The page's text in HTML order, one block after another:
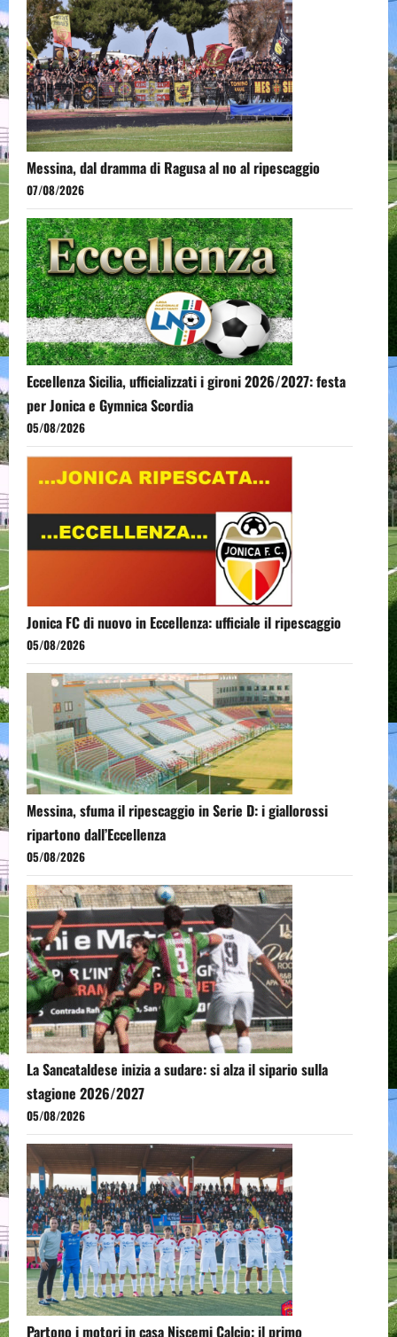
Messina, dal dramma di Ragusa al no al ripescaggio
07/08/2026
Eccellenza Sicilia, ufficializzati i gironi 2026/2027: festa
per Jonica e Gymnica Scordia
05/08/2026
Jonica FC di nuovo in Eccellenza: ufficiale il ripescaggio
05/08/2026
Messina, sfuma il ripescaggio in Serie D: i giallorossi
ripartono dall’Eccellenza
05/08/2026
La Sancataldese inizia a sudare: si alza il sipario sulla
stagione 2026/2027
05/08/2026
Partono i motori in casa Niscemi Calcio: il primo